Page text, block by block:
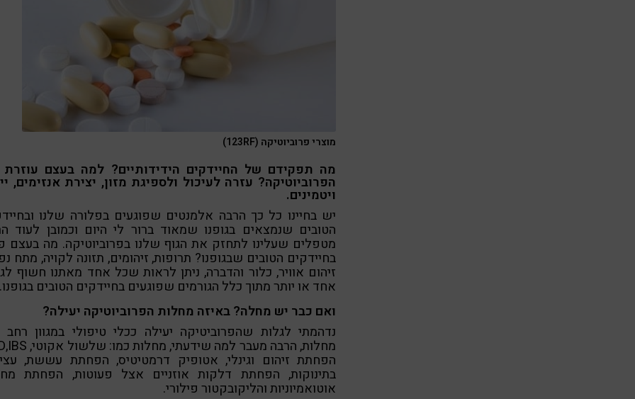
מוצרי פרוביוטיקה (123RF)
מה תפקידם של החיידקים הידידותיים? למה בעצם עוזרת
הפרוביוטיקה? עזרה לעיכול ולספיגת מזון, יצירת אנזימים,
ויטמינים.
יש בחיינו כל כך הרבה אלמנטים שפוגעים בפלורה שלנו
הטובים שנמצאים בגופנו שמאוד ברור לי היום וכמובן לעוד
מטפלים שעלינו לתחזק את הגוף שלנו בפרוביוטיקה. מה בעצם
בחיידקים הטובים שבגופנו? תרופות, זיהומים, תזונה לקויה, מתח
זיהום אוויר, כלור והדברה, ניתן לראות שכל אחד מאתנו חשוף
אחד או יותר מתוך כלל הגורמים שפוגעים בחיידקים הטובים בגופנו.
ואם כבר יש מחלה? באיזה מחלות הפרוביוטיקה יעילה?
נדהמתי לגלות שהפרוביטיקה יעילה ככלי טיפולי במגוון
הפחתת זיהום וגינלי, אטופיק דרמטיטיס, הפחתת עששת,
בתינוקות, הפחתת דלקות אוזניים אצל פעוטות, הפחתת
אוטואמיוניות והליקובקטור פילורי.